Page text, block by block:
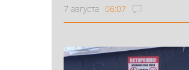
7 августа 06:07